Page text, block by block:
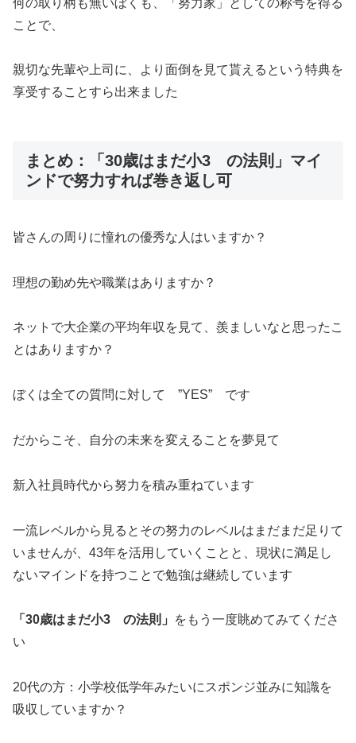
ことで、
親切な先輩や上司に、より面倒を見て貰えるという特典を
享受することすら出来ました
まとめ：「30歳はまだ小3 の法則」マイ
ンドで努力すれば巻き返し可
皆さんの周りに憧れの優秀な人はいますか？
理想の勤め先や職業はありますか？
ネットで大企業の平均年収を見て、羨ましいなと思ったこ
とはありますか？
ぼくは全ての質問に対して ”YES” です
だからこそ、自分の未来を変えることを夢見て
新入社員時代から努力を積み重ねています
一流レベルから見るとその努力のレベルはまだまだ足りて
いませんが、43年を活用していくことと、現状に満足し
ないマインドを持つことで勉強は継続しています
「30歳はまだ小3 の法則」
をもう一度眺めてみてくださ
い
20代の方：小学校低学年みたいにスポンジ並みに知識を
吸収していますか？